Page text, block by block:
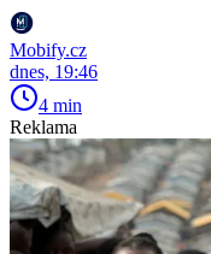
Mobify.cz
dnes, 19:46
4 min
Reklama